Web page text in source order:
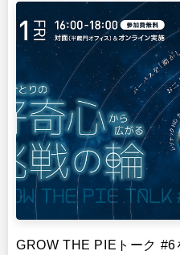
GROW THE PIEトーク